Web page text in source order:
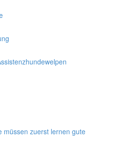
müssen zuerst lernen gute